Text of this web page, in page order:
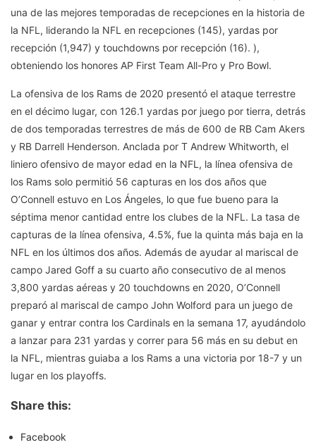
una de las mejores temporadas de recepciones en la historia de
la NFL, liderando la NFL en recepciones (145), yardas por
recepción (1,947) y touchdowns por recepción (16). ),
obteniendo los honores AP First Team All-Pro y Pro Bowl.
La ofensiva de los Rams de 2020 presentó el ataque terrestre
en el décimo lugar, con 126.1 yardas por juego por tierra, detrás
de dos temporadas terrestres de más de 600 de RB Cam Akers
y RB Darrell Henderson. Anclada por T Andrew Whitworth, el
liniero ofensivo de mayor edad en la NFL, la línea ofensiva de
los Rams solo permitió 56 capturas en los dos años que
O’Connell estuvo en Los Ángeles, lo que fue bueno para la
séptima menor cantidad entre los clubes de la NFL. La tasa de
capturas de la línea ofensiva, 4.5%, fue la quinta más baja en la
NFL en los últimos dos años. Además de ayudar al mariscal de
campo Jared Goff a su cuarto año consecutivo de al menos
3,800 yardas aéreas y 20 touchdowns en 2020, O’Connell
preparó al mariscal de campo John Wolford para un juego de
ganar y entrar contra los Cardinals en la semana 17, ayudándolo
a lanzar para 231 yardas y correr para 56 más en su debut en
la NFL, mientras guiaba a los Rams a una victoria por 18-7 y un
lugar en los playoffs.
Share this:
Facebook